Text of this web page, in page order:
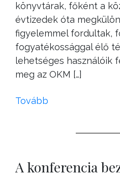
könyvtárak, főként a
évtizedek óta
figyelemmel fordultak,
fogyatékossággal élő
lehetséges használóik
meg az OKM […]
Tovább
A konferencia